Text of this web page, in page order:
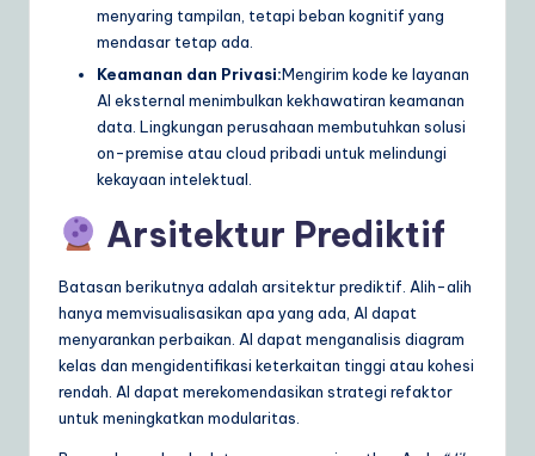
menyaring tampilan, tetapi beban kognitif yang
mendasar tetap ada.
Keamanan dan Privasi:Mengirim kode ke layanan
AI eksternal menimbulkan kekhawatiran keamanan
data. Lingkungan perusahaan membutuhkan solusi
on-premise atau cloud pribadi untuk melindungi
kekayaan intelektual.
Arsitektur Prediktif
Batasan berikutnya adalah arsitektur prediktif. Alih-alih
hanya memvisualisasikan apa yang ada, AI dapat
menyarankan perbaikan. AI dapat menganalisis diagram
kelas dan mengidentifikasi keterkaitan tinggi atau kohesi
rendah. AI dapat merekomendasikan strategi refaktor
untuk meningkatkan modularitas.